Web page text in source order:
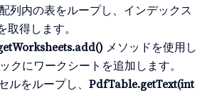
列内の表をループし、インデックス
取得します。
メソッドを使用し
クにワークシートを追加します。
ルをループし、PdfTable.getText(int